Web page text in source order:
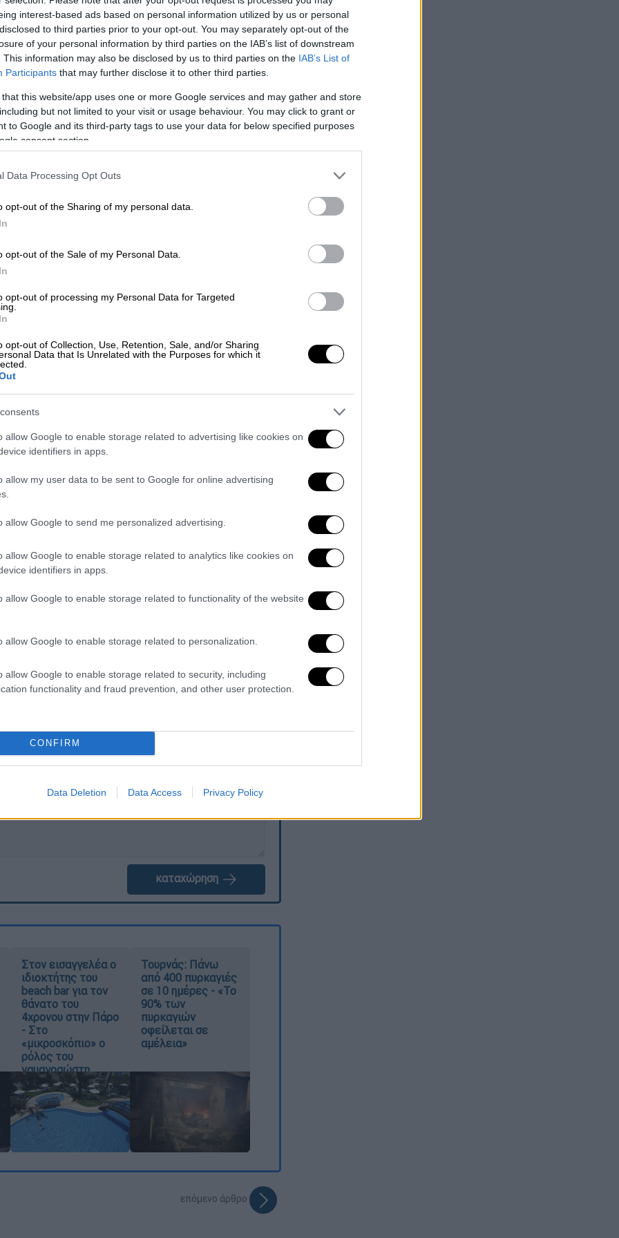
interest-based ads based on personal information utilized by us or personal
to third parties prior to your opt-out. You may separately opt-out of the
of your personal information by third parties on the IAB’s list of downstream
This information may also be disclosed by us to third parties on the IAB’s List of
Participants that may further disclose it to other third parties.
that this website/app uses one or more Google services and may gather and store
but not limited to your visit or usage behaviour. You may click to grant or
to Google and its third-party tags to use your data for below specified purposes
consent section.
Data Processing Opt Outs
opt-out of the Sharing of my personal data.
opt-out of the Sale of my Personal Data.
opt-out of processing my Personal Data for Targeted
opt-out of Collection, Use, Retention, Sale, and/or Sharing
Data that Is Unrelated with the Purposes for which it
allow Google to enable storage related to advertising like cookies on
identifiers in apps.
allow my user data to be sent to Google for online advertising
allow Google to send me personalized advertising.
allow Google to enable storage related to analytics like cookies on
identifiers in apps.
allow Google to enable storage related to functionality of the website
allow Google to enable storage related to personalization.
allow Google to enable storage related to security, including
functionality and fraud prevention, and other user protection.
CONFIRM
Data Deletion Data Access Privacy Policy
το ΕΘΝΟΣ στη Google
από τη
και τον παρενοχλούσαν σεξουαλικά,
με κινητό τηλέφωνο τις φρικτές τους
οι ανήλικοι
Θεσσαλονίκης και σε βάρος τους
περίπτωση- αδικήματα της
γενετήσιας αξιοπρέπειας
και μου προκάλεσε φόβο» - Τα
επίθεση από τον Αυγενάκη
οι δύο ανήλικοι αφέθηκαν
για τις καταγγελλόμενες
τα τέλη Ιουνίου έως τις αρχές Ιουλίου
ΕΘΝΟΣ θα παρεμβαίνει και τα προσβλητικά σχόλια θα
καταχώρηση
Στον εισαγγελέα ο
ιδιοκτήτης του
beach bar για τον
θάνατο του
4χρονου στην Πάρο
- Στο
«μικροσκόπιο» ο
ρόλος του
ναυαγοσώστη
Τουρνάς: Πάνω
από 400 πυρκαγιές
σε 10 ημέρες - «Το
90% των
πυρκαγιών
οφείλεται σε
αμέλεια»
επόμενο άρθρο